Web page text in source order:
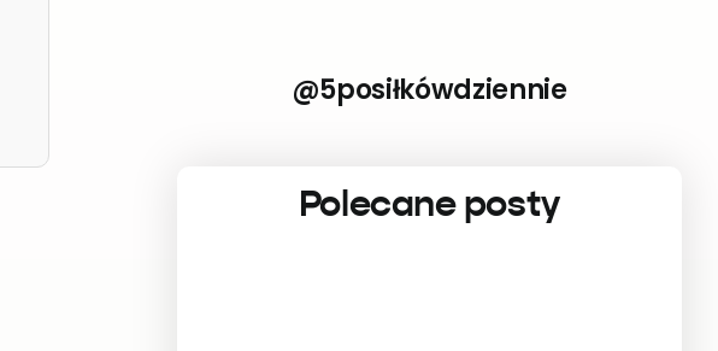
@5posiłkówdziennie
Polecane posty